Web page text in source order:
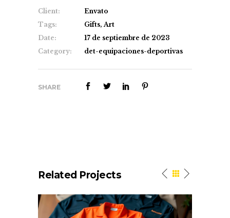
Client:
Envato
Tags:
Gifts, Art
Date:
17 de septiembre de 2023
Category:
det-equipaciones-deportivas
SHARE
Related Projects